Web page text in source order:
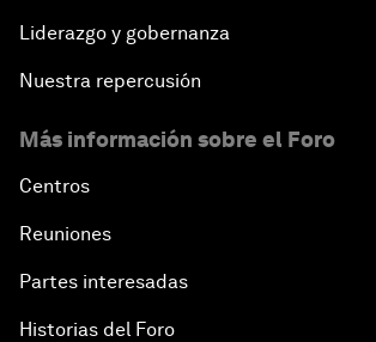
Liderazgo y gobernanza
Nuestra repercusión
Más información sobre el Foro
Centros
Reuniones
Partes interesadas
Historias del Foro